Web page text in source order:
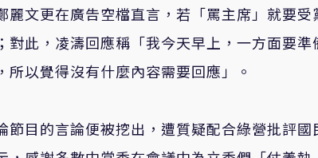
麗文更在廣告空檔直言，若「罵主席」就要受
此，凌濤回應稱「我今天早上，一方面要準
以覺得沒有什麼內容需要回應」。
目的言論便被挖出，遭質疑配合綠營批評國